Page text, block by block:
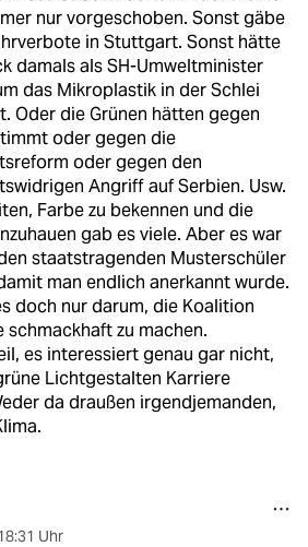
nur vorgeschoben. Sonst gäbe
in Stuttgart. Sonst hätte
damals als SH-Umweltminister
das Mikroplastik in der Schlei
Oder die Grünen hätten gegen
oder gegen die
oder gegen den
Angriff auf Serbien. Usw.
Farbe zu bekennen und die
gab es viele. Aber es war
staatstragenden Musterschüler
man endlich anerkannt wurde.
doch nur darum, die Koalition
schmackhaft zu machen.
es interessiert genau gar nicht,
Lichtgestalten Karriere
da draußen irgendjemanden,
Uhr